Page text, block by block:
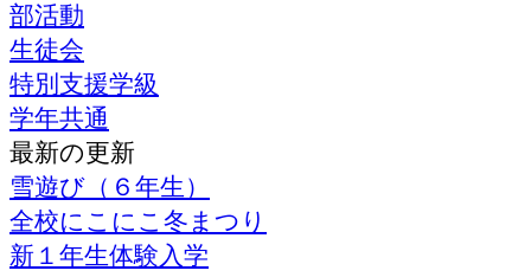
部活動
生徒会
特別支援学級
学年共通
最新の更新
雪遊び（６年生）
全校にこにこ冬まつり
新１年生体験入学